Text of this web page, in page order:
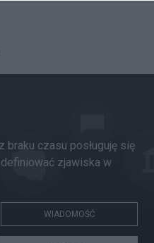
braku czasu posługuję się
zjawiska w
WIADOMOŚĆ